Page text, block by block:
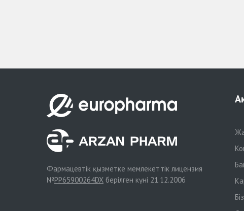
Фармацевтік қызметке мемлекеттік лицензия
№PP65900264DX берілген күні 21.12.2006